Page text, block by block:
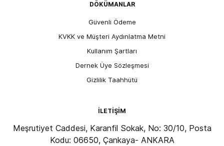
DÖKÜMANLAR
Güvenli Ödeme
KVKK ve Müşteri Aydınlatma Metni
Kullanım Şartları
Dernek Üye Sözleşmesi
Gizlilik Taahhütü
İLETİŞİM
Meşrutiyet Caddesi, Karanfil Sokak, No: 30/10, Posta
Kodu: 06650, Çankaya- ANKARA